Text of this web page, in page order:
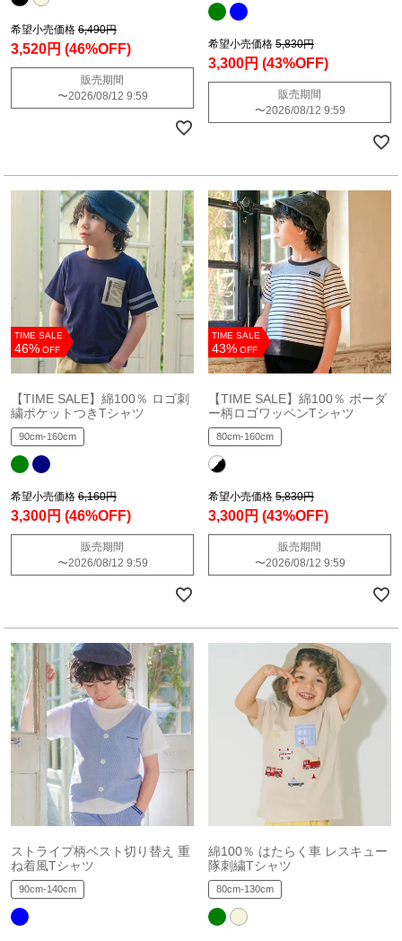
希望小売価格 6,490円
3,520円 (46%OFF)
販売期間
〜2026/08/12 9:59
希望小売価格 5,830円
3,300円 (43%OFF)
販売期間
〜2026/08/12 9:59
TIME SALE
46% OFF
【TIME SALE】綿100％ ロゴ刺
繍ポケットつきTシャツ
90cm-160cm
希望小売価格 6,160円
3,300円 (46%OFF)
販売期間
〜2026/08/12 9:59
TIME SALE
43% OFF
【TIME SALE】綿100％ ボーダ
ー柄ロゴワッペンTシャツ
80cm-160cm
希望小売価格 5,830円
3,300円 (43%OFF)
販売期間
〜2026/08/12 9:59
ストライプ柄ベスト切り替え 重
ね着風Tシャツ
90cm-140cm
綿100％ はたらく車 レスキュー
隊刺繍Tシャツ
80cm-130cm